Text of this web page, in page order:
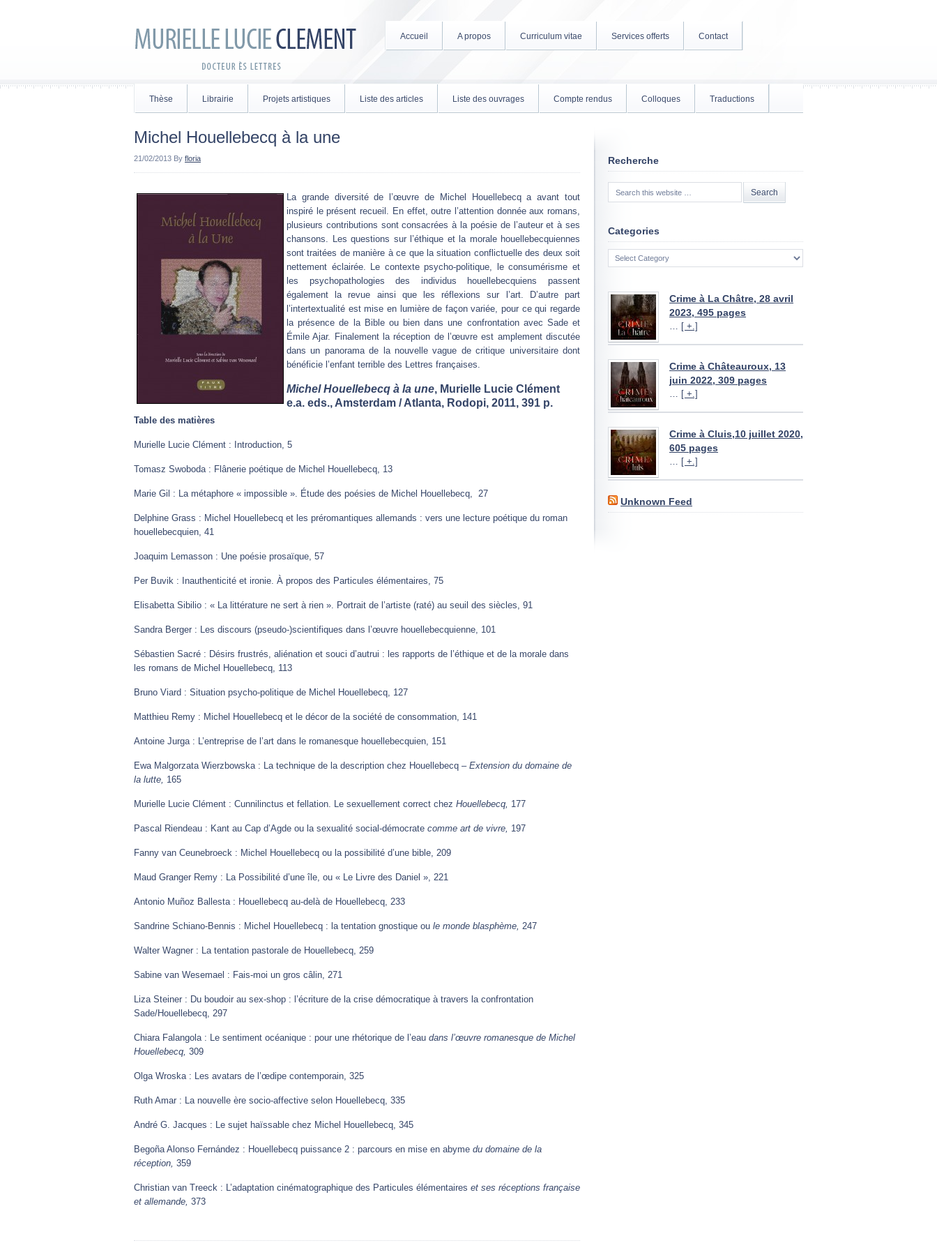
Accueil A propos Curriculum vitae Services offerts Contact
Thèse Librairie Projets artistiques Liste des articles Liste des ouvrages Compte rendus Colloques Traductions
Michel Houellebecq à la une
21/02/2013 By floria
La grande diversité de l’œuvre de Michel Houellebecq a avant tout
inspiré le présent recueil. En effet, outre l’attention donnée aux romans,
plusieurs contributions sont consacrées à la poésie de l’auteur et à ses
chansons. Les questions sur l’éthique et la morale houellebecquiennes
sont traitées de manière à ce que la situation conflictuelle des deux soit
nettement éclairée. Le contexte psycho-politique, le consumérisme et
les psychopathologies des individus houellebecquiens passent
également la revue ainsi que les réflexions sur l’art. D’autre part
l’intertextualité est mise en lumière de façon variée, pour ce qui regarde
la présence de la Bible ou bien dans une confrontation avec Sade et
Émile Ajar. Finalement la réception de l’œuvre est amplement discutée
dans un panorama de la nouvelle vague de critique universitaire dont
bénéficie l’enfant terrible des Lettres françaises.
Michel Houellebecq à la une, Murielle Lucie Clément
e.a. eds., Amsterdam / Atlanta, Rodopi, 2011, 391 p.
Table des matières
Murielle Lucie Clément : Introduction, 5
Tomasz Swoboda : Flânerie poétique de Michel Houellebecq, 13
Marie Gil : La métaphore « impossible ». Étude des poésies de Michel Houellebecq, 27
Delphine Grass : Michel Houellebecq et les préromantiques allemands : vers une lecture poétique du roman
houellebecquien, 41
Joaquim Lemasson : Une poésie prosaïque, 57
Per Buvik : Inauthenticité et ironie. À propos des Particules élémentaires, 75
Elisabetta Sibilio : « La littérature ne sert à rien ». Portrait de l’artiste (raté) au seuil des siècles, 91
Sandra Berger : Les discours (pseudo-)scientifiques dans l’œuvre houellebecquienne, 101
Sébastien Sacré : Désirs frustrés, aliénation et souci d’autrui : les rapports de l’éthique et de la morale dans
les romans de Michel Houellebecq, 113
Bruno Viard : Situation psycho-politique de Michel Houellebecq, 127
Matthieu Remy : Michel Houellebecq et le décor de la société de consommation, 141
Antoine Jurga : L’entreprise de l’art dans le romanesque houellebecquien, 151
Ewa Malgorzata Wierzbowska : La technique de la description chez Houellebecq – Extension du domaine de
la lutte, 165
Murielle Lucie Clément : Cunnilinctus et fellation. Le sexuellement correct chez Houellebecq, 177
Pascal Riendeau : Kant au Cap d’Agde ou la sexualité social-démocrate comme art de vivre, 197
Fanny van Ceunebroeck : Michel Houellebecq ou la possibilité d’une bible, 209
Maud Granger Remy : La Possibilité d’une île, ou « Le Livre des Daniel », 221
Antonio Muñoz Ballesta : Houellebecq au-delà de Houellebecq, 233
Sandrine Schiano-Bennis : Michel Houellebecq : la tentation gnostique ou le monde blasphème, 247
Walter Wagner : La tentation pastorale de Houellebecq, 259
Sabine van Wesemael : Fais-moi un gros câlin, 271
Liza Steiner : Du boudoir au sex-shop : l’écriture de la crise démocratique à travers la confrontation
Sade/Houellebecq, 297
Chiara Falangola : Le sentiment océanique : pour une rhétorique de l’eau dans l’œuvre romanesque de Michel
Houellebecq, 309
Olga Wroska : Les avatars de l’œdipe contemporain, 325
Ruth Amar : La nouvelle ère socio-affective selon Houellebecq, 335
André G. Jacques : Le sujet haïssable chez Michel Houellebecq, 345
Begoña Alonso Fernández : Houellebecq puissance 2 : parcours en mise en abyme du domaine de la
réception, 359
Christian van Treeck : L’adaptation cinématographique des Particules élémentaires et ses réceptions française
et allemande, 373
Recherche
Categories
Categories
Crime à La Châtre, 28 avril
2023, 495 pages
… [ +.]
Crime à Châteauroux, 13
juin 2022, 309 pages
… [ +.]
Crime à Cluis,10 juillet 2020,
605 pages
… [ +.]
Unknown Feed